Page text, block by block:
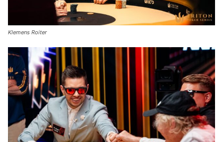
Klemens Roiter